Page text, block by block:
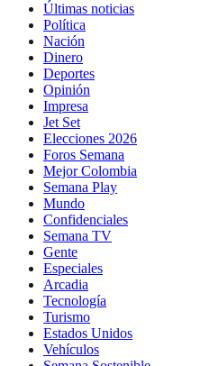
Últimas noticias
Política
Nación
Dinero
Deportes
Opinión
Impresa
Jet Set
Elecciones 2026
Foros Semana
Mejor Colombia
Semana Play
Mundo
Confidenciales
Semana TV
Gente
Especiales
Arcadia
Tecnología
Turismo
Estados Unidos
Vehículos